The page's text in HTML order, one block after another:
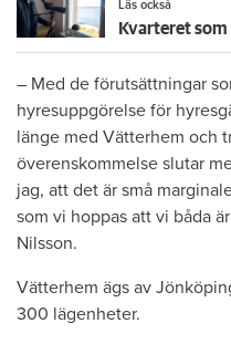
Läs också
– Med de förutsättningar
hyresuppgörelse för
länge med Vätterhem och
överenskommelse slutar
jag, att det är små
som vi hoppas att vi båda
Nilsson.
Vätterhem ägs av
300 lägenheter.